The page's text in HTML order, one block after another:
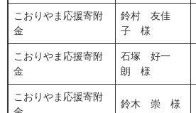
こおりやま応援寄附
金
鈴村 友佳
子 様
こおりやま応援寄附
金
石塚 好一
朗 様
こおりやま応援寄附
鈴木 崇 様